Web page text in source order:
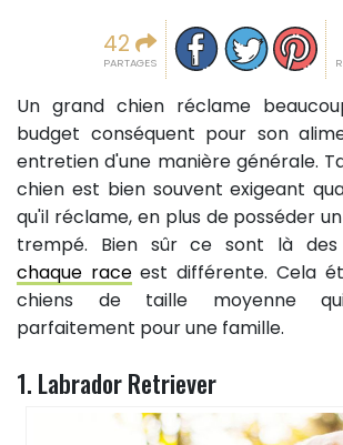
42
PARTAGES
Partager sur
Partager sur
Un grand chien réclame
budget conséquent pour son
entretien d'une manière générale.
chien est bien souvent exigeant
qu'il réclame, en plus de posséder
trempé. Bien sûr ce sont là des
chaque raceest différente. Cela
chiens de taille moyenne
parfaitement pour une famille.
1. Labrador Retriever